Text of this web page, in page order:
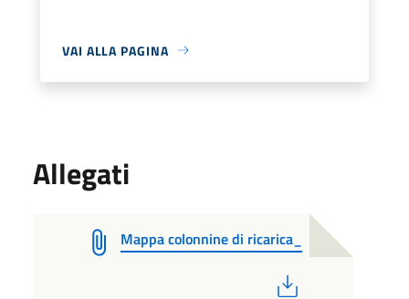
VAI ALLA PAGINA
Allegati
Mappa colonnine di ricarica_